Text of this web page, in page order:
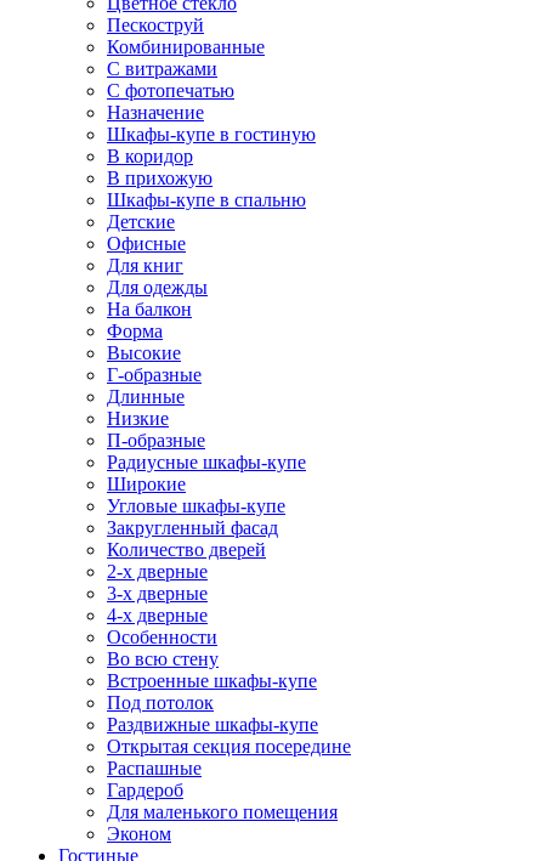
Пескоструй
Комбинированные
С витражами
С фотопечатью
Назначение
Шкафы-купе в гостиную
В коридор
В прихожую
Шкафы-купе в спальню
Детские
Офисные
Для книг
Для одежды
На балкон
Форма
Высокие
Г-образные
Длинные
Низкие
П-образные
Радиусные шкафы-купе
Широкие
Угловые шкафы-купе
Закругленный фасад
Количество дверей
2-х дверные
3-х дверные
4-х дверные
Особенности
Во всю стену
Встроенные шкафы-купе
Под потолок
Раздвижные шкафы-купе
Открытая секция посередине
Распашные
Гардероб
Для маленького помещения
Эконом
Гостиные